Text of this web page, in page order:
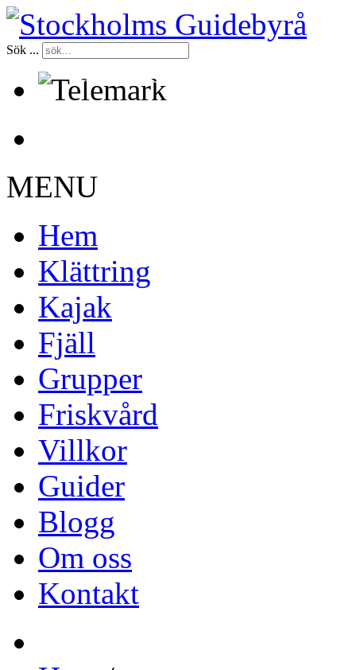
Sök ...
Certifierade kurser sedan 1998
MENU
Hem
Klättring
Kajak
Fjäll
Grupper
Friskvård
Villkor
Guider
Blogg
Om oss
Kontakt